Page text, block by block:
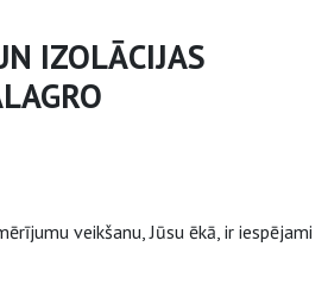
IZOLĀCIJAS
veikšanu, Jūsu ēkā, ir iespējami